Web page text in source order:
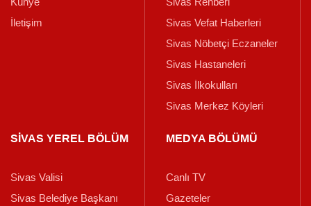
İletişim
Sivas Vefat Haberleri
Sivas Nöbetçi Eczaneler
Sivas Hastaneleri
Sivas İlkokulları
Sivas Merkez Köyleri
SİVAS YEREL BÖLÜM
Sivas Valisi
Sivas Belediye Başkanı
MEDYA BÖLÜMÜ
Canlı TV
Gazeteler